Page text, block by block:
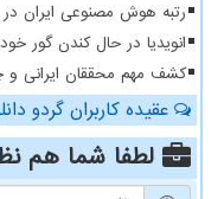
رتبه هوش مصنوعی ایران در
انویدیا در حال کندن گور
کشف مهم محققان ایرانی و
عقیده کاربران گردو
لطفا شما هم